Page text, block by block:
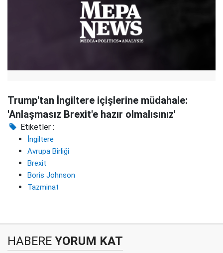
Trump'tan İngiltere içişlerine müdahale:
'Anlaşmasız Brexit'e hazır olmalısınız'
Etiketler :
İngiltere
Avrupa Birliği
Brexit
Boris Johnson
Tazminat
HABERE YORUM KAT